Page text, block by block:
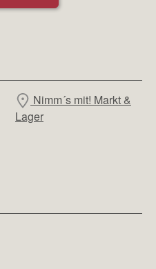
Nimm´s mit! Markt &
Lager